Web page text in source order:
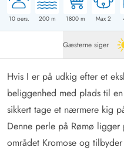
10pers. 200m 1800m Max 2
Gæsterne siger
Hvis I er på udkig efter et
beliggenhed med plads til
sikkert tage et nærmere kig
Denne perle på Rømø ligger
området Kromose og